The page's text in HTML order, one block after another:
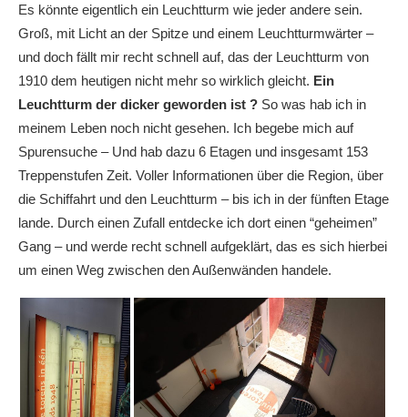
Es könnte eigentlich ein Leuchtturm wie jeder andere sein.
Groß, mit Licht an der Spitze und einem Leuchtturmwärter –
und doch fällt mir recht schnell auf, das der Leuchtturm von
1910 dem heutigen nicht mehr so wirklich gleicht. Ein
Leuchtturm der dicker geworden ist ? So was hab ich in
meinem Leben noch nicht gesehen. Ich begebe mich auf
Spurensuche – Und hab dazu 6 Etagen und insgesamt 153
Treppenstufen Zeit. Voller Informationen über die Region, über
die Schiffahrt und den Leuchtturm – bis ich in der fünften Etage
lande. Durch einen Zufall entdecke ich dort einen “geheimen”
Gang – und werde recht schnell aufgeklärt, das es sich hierbei
um einen Weg zwischen den Außenwänden handele.